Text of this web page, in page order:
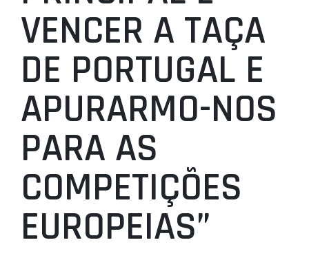
CLUBES
AGENTES
AGENDA
SELEÇÕES
MINIBASQUETE
ÁREA TÉCNICA
PROJETOS
LIGA BETCLIC MASCULINA
LIGA BETCLIC FEMININA
VENCER A TAÇA
DE PORTUGAL E
APURARMO-NOS
PARA AS
COMPETIÇÕES
EUROPEIAS”